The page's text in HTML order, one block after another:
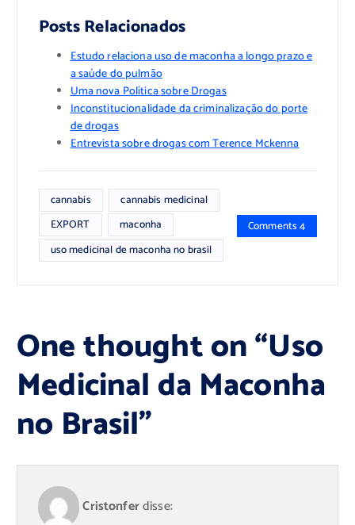
Posts Relacionados
Estudo relaciona uso de maconha a longo prazo e
a saúde do pulmão
Uma nova Política sobre Drogas
Inconstitucionalidade da criminalização do porte
de drogas
Entrevista sobre drogas com Terence Mckenna
cannabis
cannabis medicinal
EXPORT
maconha
uso medicinal de maconha no brasil
Comments 4
One thought on “Uso
Medicinal da Maconha
no Brasil”
Cristonferdisse: